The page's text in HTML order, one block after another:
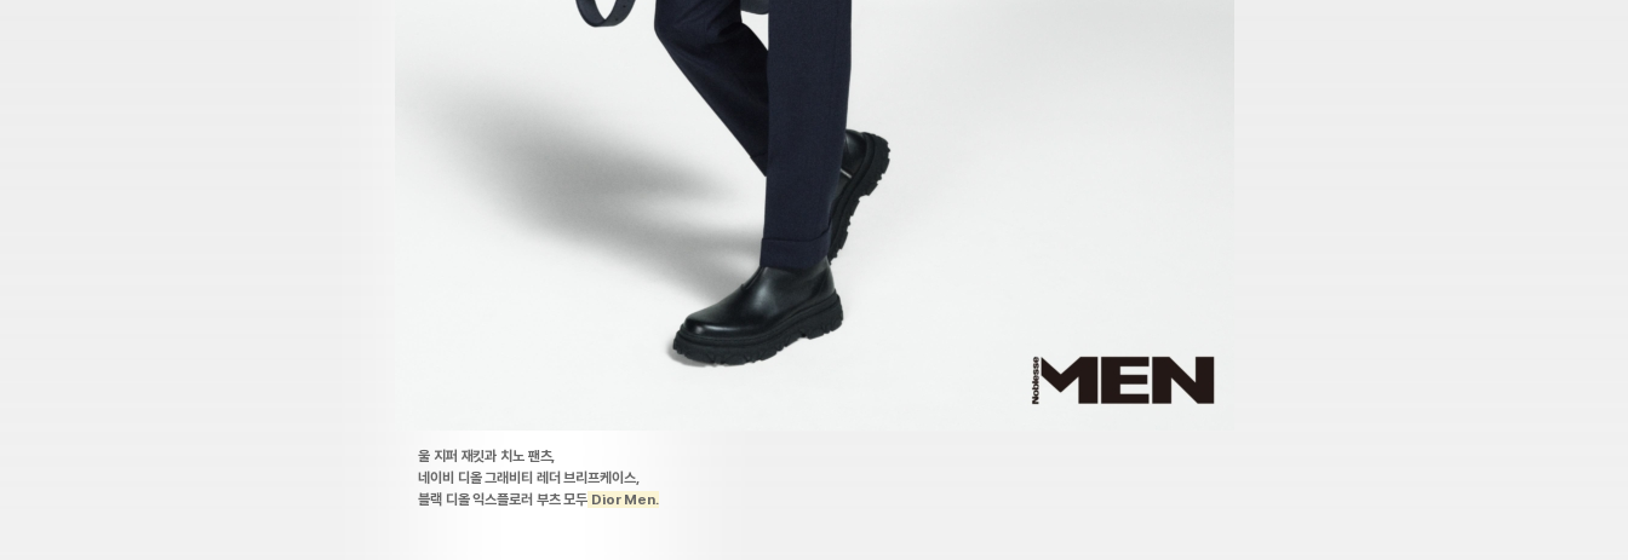
울 지퍼 재킷과 치노 팬츠,
네이비 디올 그래비티 레더 브리프케이스,
블랙 디올 익스플로러 부츠 모두 Dior Men.